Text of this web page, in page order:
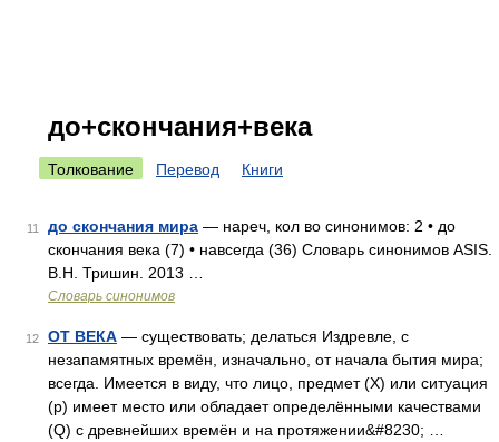
до+скончания+века
Толкование Перевод Книги
11 до скончания мира — нареч, кол во синонимов: 2 • до
скончания века (7) • навсегда (36) Словарь синонимов ASIS.
В.Н. Тришин. 2013 …
Словарь синонимов
12 ОТ ВЕКА — существовать; делаться Издревле, с
незапамятных времён, изначально, от начала бытия мира;
всегда. Имеется в виду, что лицо, предмет (X) или ситуация
(p) имеет место или обладает определёнными качествами
(Q) с древнейших времён и на протяжении&#8230; …